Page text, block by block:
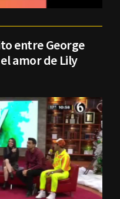
entre George
amor de Lily